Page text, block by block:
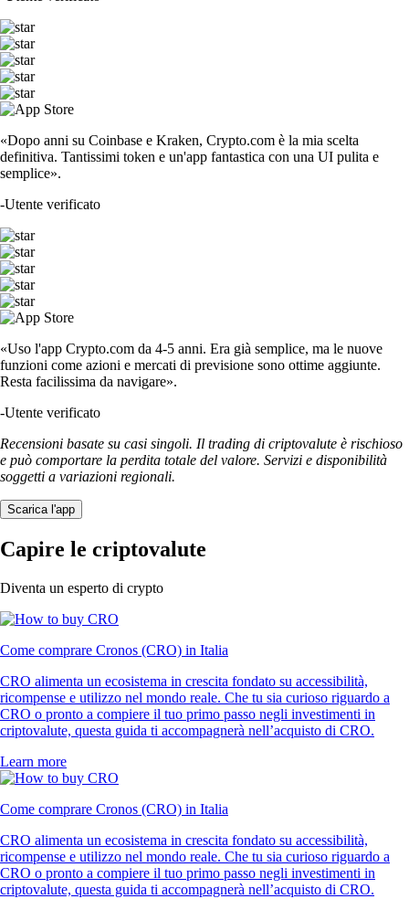
«Dopo anni su Coinbase e Kraken, Crypto.com è la mia scelta
definitiva. Tantissimi token e un'app fantastica con una UI pulita e
semplice».
-Utente verificato
«Uso l'app Crypto.com da 4-5 anni. Era già semplice, ma le nuove
funzioni come azioni e mercati di previsione sono ottime aggiunte.
Resta facilissima da navigare».
-Utente verificato
Recensioni basate su casi singoli. Il trading di criptovalute è rischioso
e può comportare la perdita totale del valore. Servizi e disponibilità
soggetti a variazioni regionali.
Scarica l'app
Capire le criptovalute
Diventa un esperto di crypto
Come comprare Cronos (CRO) in Italia
CRO alimenta un ecosistema in crescita fondato su accessibilità,
ricompense e utilizzo nel mondo reale. Che tu sia curioso riguardo a
CRO o pronto a compiere il tuo primo passo negli investimenti in
criptovalute, questa guida ti accompagnerà nell’acquisto di CRO.
Learn more
Come comprare Cronos (CRO) in Italia
CRO alimenta un ecosistema in crescita fondato su accessibilità,
ricompense e utilizzo nel mondo reale. Che tu sia curioso riguardo a
CRO o pronto a compiere il tuo primo passo negli investimenti in
criptovalute, questa guida ti accompagnerà nell’acquisto di CRO.